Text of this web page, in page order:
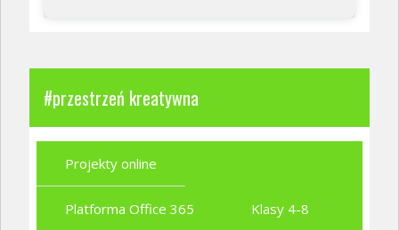
#przestrzeń kreatywna
Projekty online
Platforma Office 365 Klasy 4-8